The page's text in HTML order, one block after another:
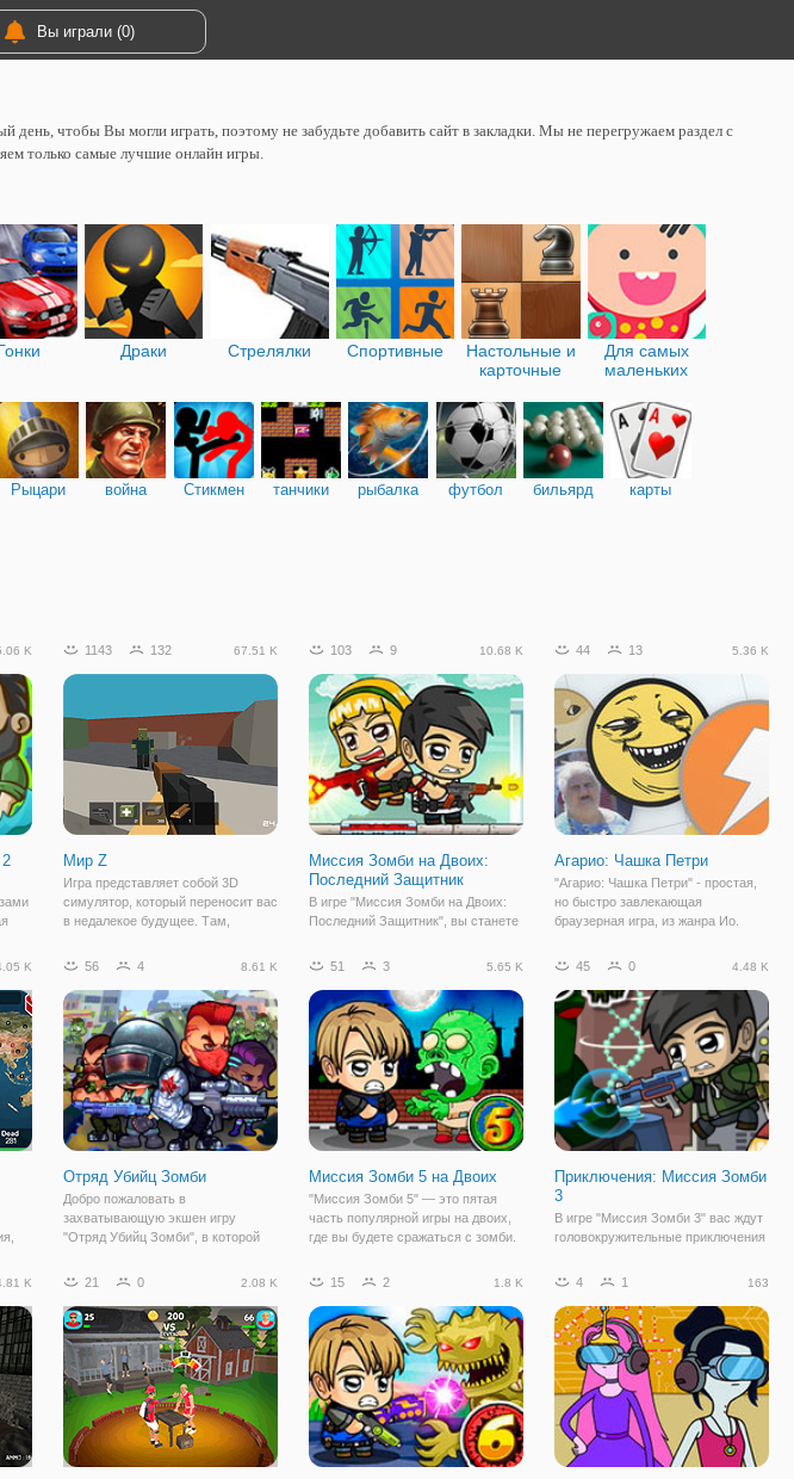
Вы играли (0)
чтобы Вы могли играть, поэтому не забудьте добавить сайт в закладки. Мы не перегружаем раздел с
только самые лучшие онлайн игры.
Драки Стрелялки Спортивные
Настольные и
карточные
Для самых
маленьких
Рыцари война Стикмен танчики рыбалка футбол бильярд карты
K 1143 132 67.51 K
Мир Z
Игра представляет собой 3D
симулятор, который переносит вас
в недалекое будущее. Там,
вымирание, вирус, созданный для
своем пути. Теперь, люди – это
живые
103 9 10.68 K
Миссия Зомби на Двоих:
Последний Защитник
В игре "Миссия Зомби на Двоих:
Последний Защитник", вы станете
событиях, которые происходили
частях "Миссий Зомби". В
секретной лаборатории
разрабатывался
44 13 5.36 K
Агарио: Чашка Петри
"Агарио: Чашка Петри" - простая,
но быстро завлекающая
браузерная игра, из жанра Ио.
возможностей для игры, в которой
Вашим персонажем будет форма
в виде круга,
K 56 4 8.61 K
Отряд Убийц Зомби
Добро пожаловать в
захватывающую экшен игру
"Отряд Убийц Зомби", в которой
постапокалиптическом мире, где
почти все живое на планете!
Теперь вся земля охвачена
51 3 5.65 K
Миссия Зомби 5 на Двоих
"Миссия Зомби 5" — это пятая
часть популярной игры на двоих,
где вы будете сражаться с зомби.
мутировать и многие части
Теперь по городам ходят целые
полчища
45 0 4.48 K
Приключения: Миссия Зомби
3
В игре "Миссия Зомби 3" вас ждут
головокружительные приключения
сестрой. Юные герои отправились
лабораторию. Там произошла
утечка ядерных отходов, которые
активировали
K 21 0 2.08 K 15 2 1.8 K 4 1 163